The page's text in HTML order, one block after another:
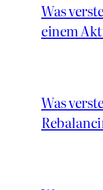
Was
einem
Was